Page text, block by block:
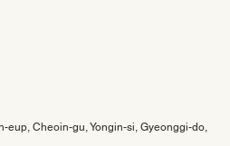
eup, Cheoin-gu, Yongin-si, Gyeonggi-do,